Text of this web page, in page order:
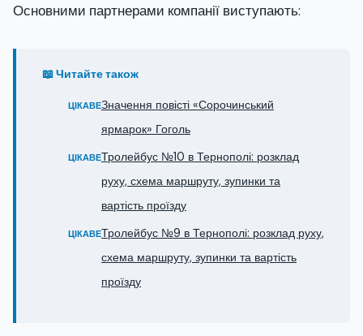
Основними партнерами компанії виступають:
📖 Читайте також
ЦІКАВЕЗначення повісті «Сорочинський
ярмарок» Гоголь
ЦІКАВЕТролейбус №10 в Тернополі: розклад
руху, схема маршруту, зупинки та
вартість проїзду
ЦІКАВЕТролейбус №9 в Тернополі: розклад руху,
схема маршруту, зупинки та вартість
проїзду